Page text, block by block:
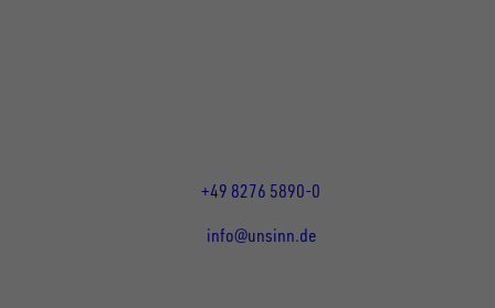
+49 8276 5890-0
info@unsinn.de